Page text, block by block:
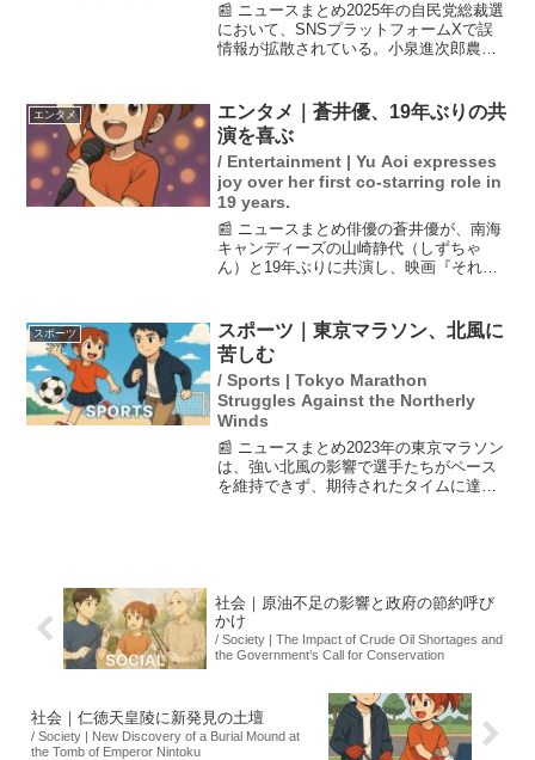
📰 ニュースまとめ2025年の自民党総裁選
において、SNSプラットフォームXで誤
情報が拡散されている。小泉進次郎農相
関する発言は、いずれも事実とは異な
る。これらの誤情報...
エンタメ
エンタメ｜蒼井優、19年ぶりの共
演を喜ぶ
/ Entertainment | Yu Aoi expresses
joy over her first co-starring role in
19 years.
📰 ニュースまとめ俳優の蒼井優が、南海
キャンディーズの山崎静代（しずちゃ
ん）と19年ぶりに共演し、映画『それい
井は、この共演を「ご褒美のような夢の
ような出来事」と感慨深く...
スポーツ
スポーツ｜東京マラソン、北風に
苦しむ
/ Sports | Tokyo Marathon
Struggles Against the Northerly
Winds
📰 ニュースまとめ2023年の東京マラソン
は、強い北風の影響で選手たちがペース
を維持できず、期待されたタイムに達し
社会｜原油不足の影響と政府の節約呼び
かけ
/ Society | The Impact of Crude Oil Shortages and
the Government’s Call for Conservation
社会｜仁徳天皇陵に新発見の土壇
/ Society | New Discovery of a Burial Mound at
the Tomb of Emperor Nintoku